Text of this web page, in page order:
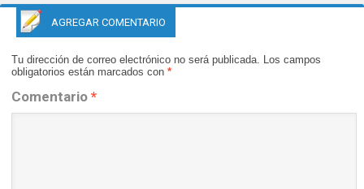
AGREGAR COMENTARIO
Tu dirección de correo electrónico no será publicada. Los campos
obligatorios están marcados con *
Comentario *